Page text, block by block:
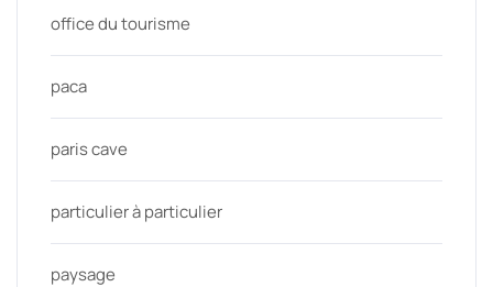
office du tourisme
paca
paris cave
particulier à particulier
paysage